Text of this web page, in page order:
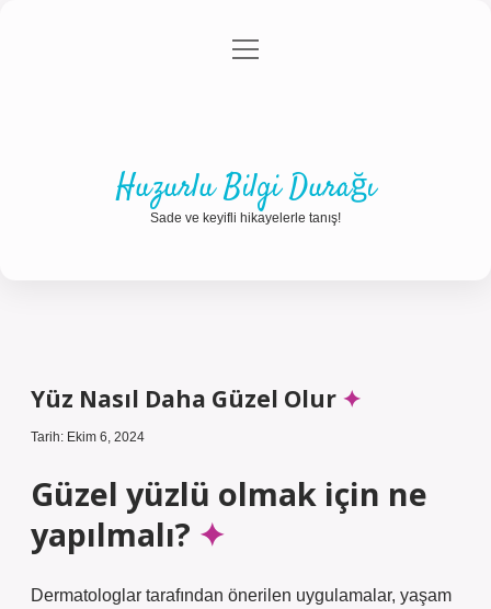
Gizlilik Politikası
menüyü
Huzurlu Bilgi Durağı
Sade ve keyifli hikayelerle tanış!
Yüz Nasıl Daha Güzel Olur
Tarih: Ekim 6, 2024
Güzel yüzlü olmak için ne
yapılmalı?
Dermatologlar tarafından önerilen uygulamalar, yaşam